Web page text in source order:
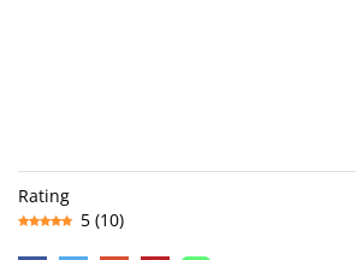
Rating
5 (10)